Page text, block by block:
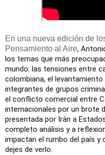
En una nueva edición de
Pensamiento al Aire,
los temas que más
mundo: las tensiones entre
colombiana, el
integrantes de grupos
el conflicto comercial entre
internacionales por un brote
presentada por Irán a
completo análisis y a
impactan el rumbo del país y
dejes de verlo.